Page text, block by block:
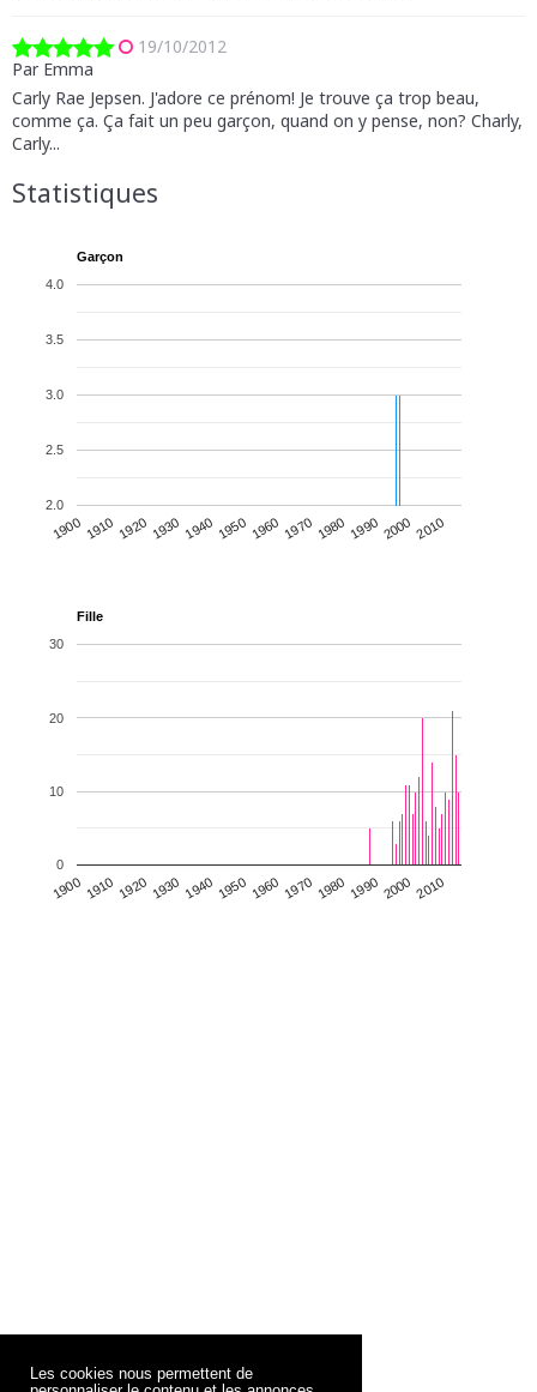
Les cookies nous permettent de
19/10/2012
Par Emma
Carly Rae Jepsen. J'adore ce prénom! Je trouve ça trop beau,
comme ça. Ça fait un peu garçon, quand on y pense, non? Charly,
Carly...
Statistiques
Garçon
1900 1910 1920 1930 1940 1950 1960 1970 1980 1990 2000 2010
2.0
2.5
3.0
3.5
4.0
Fille
1900 1910 1920 1930 1940 1950 1960 1970 1980 1990 2000 2010
0
10
20
30